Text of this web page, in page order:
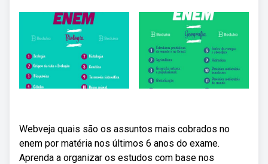
Webveja quais são os assuntos mais cobrados no
enem por matéria nos últimos 6 anos do exame.
Aprenda a organizar os estudos com base nos